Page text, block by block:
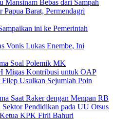
Mansinam Bebas dari Sampah
Barat, Permendagri
ini ke Pemerintah
Vonis Lukas Enembe, Ini
Soal Polemik MK
Migas Kontribusi untuk OAP
Usulkan Sejumlah Poin
Saat Raker dengan Menpan RB
Pendidikan pada UU Otsus
KPK Firli Bahuri